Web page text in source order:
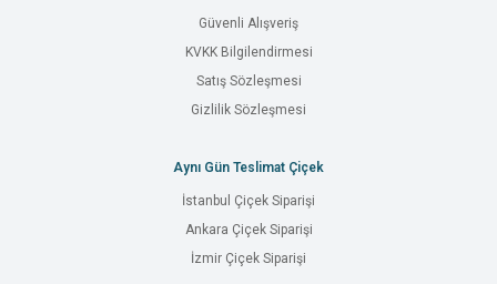
Güvenli Alışveriş
KVKK Bilgilendirmesi
Satış Sözleşmesi
Gizlilik Sözleşmesi
Aynı Gün Teslimat Çiçek
İstanbul Çiçek Siparişi
Ankara Çiçek Siparişi
İzmir Çiçek Siparişi